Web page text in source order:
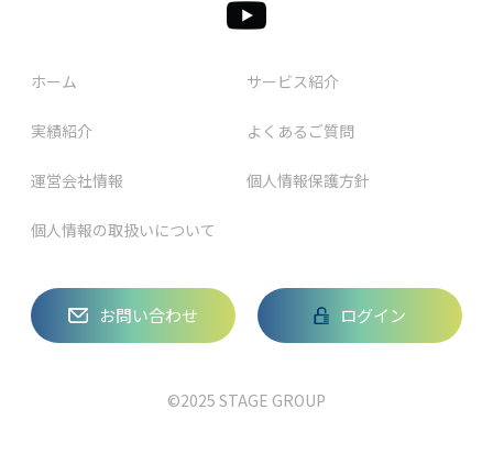
ホーム サービス紹介
実績紹介 よくあるご質問
運営会社情報 個人情報保護方針
個人情報の取扱いについて
お問い合わせ ログイン
©2025 STAGE GROUP